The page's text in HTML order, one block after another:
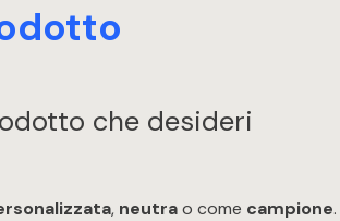
che desideri
, neutrao come campione.